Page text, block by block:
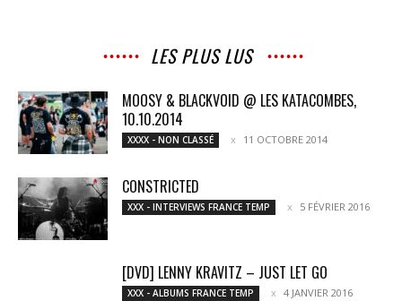
LES PLUS LUS
MOOSY & BLACKVOID @ LES KATACOMBES,
10.10.2014
XXXX - NON CLASSÉ 11 OCTOBRE 2014
CONSTRICTED
XXX - INTERVIEWS FRANCE TEMP 5 FÉVRIER 2016
[DVD] LENNY KRAVITZ – JUST LET GO
XXX - ALBUMS FRANCE TEMP 4 JANVIER 2016